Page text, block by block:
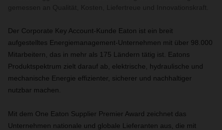
Der Corporate Key Account-Kunde Eaton ist ein breit
aufgestelltes Energiemanagement-Unternehmen mit über 98.000
Mitarbeitern, das in mehr als 175 Ländern tätig ist. Eatons
Produktspektrum zielt darauf ab, elektrische, hydraulische und
mechanische Energie effizienter, sicherer und nachhaltiger
nutzbar machen.
Mit dem One Eaton Supplier Premier Award zeichnet das
Unternehmen nationale und globale Lieferanten aus, die mit